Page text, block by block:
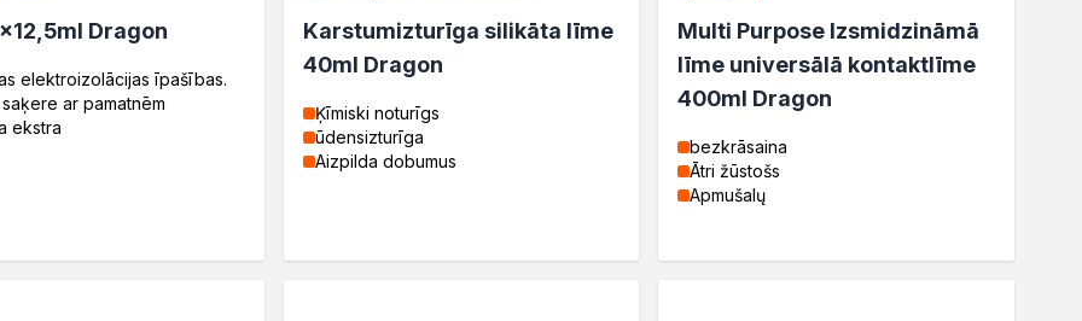
Dragon
elektroizolācijas īpašības.
ar pamatnēm
ekstra
Karstumizturīga silikāta līme
40ml Dragon
Ķīmiski noturīgs
ūdensizturīga
Aizpilda dobumus
Multi Purpose Izsmidzināmā
līme universālā kontaktlīme
400ml Dragon
bezkrāsaina
Ātri žūstošs
Apmušalų